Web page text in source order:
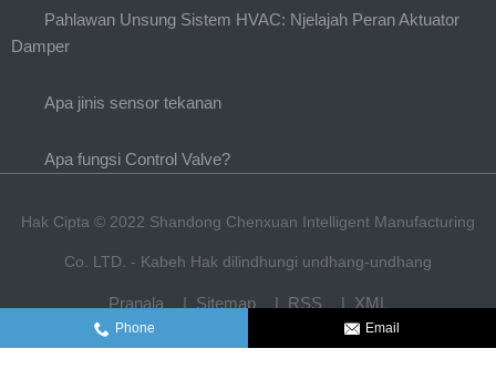
Pahlawan Unsung Sistem HVAC: Njelajah Peran Aktuator
Damper
Apa jinis sensor tekanan
Apa fungsi Control Valve?
Hak Cipta © 2022 Shandong Chenxuan Intelligent Manufacturing
Co. LTD. - Kabeh Hak dilindhungi undhang-undhang
Pranala Sitemap RSS XML